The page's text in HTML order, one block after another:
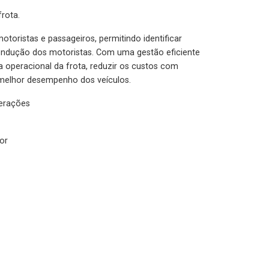
e passageiros, permitindo identificar
dos motoristas. Com uma gestão eficiente
da frota, reduzir os custos com
desempenho dos veículos.